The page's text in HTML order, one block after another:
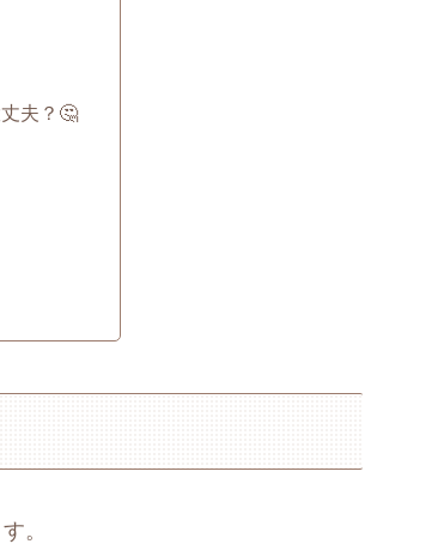
夫？🤔
。